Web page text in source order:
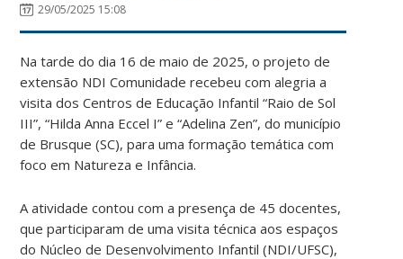
29/05/2025 15:08
Na tarde do dia 16 de maio de 2025, o projeto de
extensão NDI Comunidade recebeu com alegria a
visita dos Centros de Educação Infantil “Raio de Sol
III”, “Hilda Anna Eccel I” e “Adelina Zen”, do município
de Brusque (SC), para uma formação temática com
foco em Natureza e Infância.
A atividade contou com a presença de 45 docentes,
que participaram de uma visita técnica aos espaços
do Núcleo de Desenvolvimento Infantil (NDI/UFSC),